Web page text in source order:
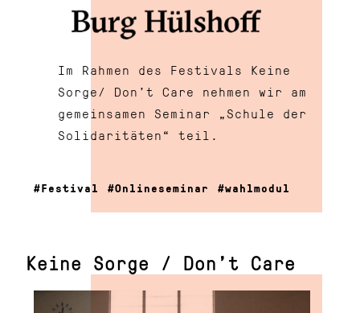
Im Rahmen des Festivals Keine
Sorge/ Don’t Care nehmen wir am
gemeinsamen Seminar „Schule der
Solidaritäten“ teil.
Festival Onlineseminar wahlmodul
Keine Sorge / Don’t Care